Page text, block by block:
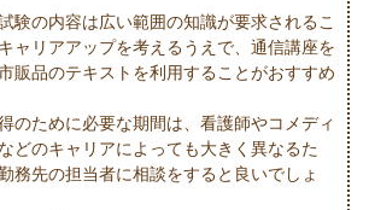
験の内容は広い範囲の知識が要求されるこ
ャリアアップを考えるうえで、通信講座を
販品のテキストを利用することがおすすめ
のために必要な期間は、看護師やコメディ
どのキャリアによっても大きく異なるた
務先の担当者に相談をすると良いでしょ